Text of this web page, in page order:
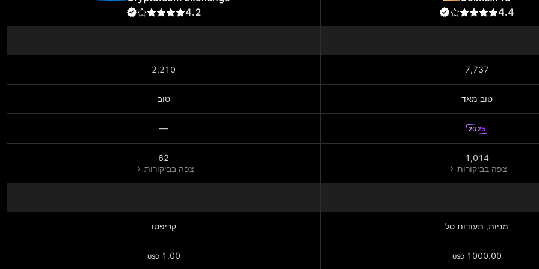
4.4
4.2
7,737
2,210
טוב מאד טוב
2025
—
1,014
צפה בביקורות
62
צפה בביקורות
מניות‏, תעודות סל קריפטו
1000.00
USD
1.00
USD